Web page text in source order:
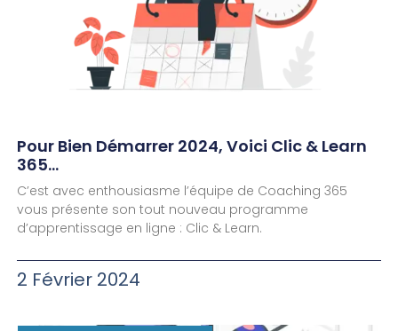
Pour Bien Démarrer 2024, Voici Clic & Learn
365…
C’est avec enthousiasme l’équipe de Coaching 365
vous présente son tout nouveau programme
d’apprentissage en ligne : Clic & Learn.
2 Février 2024